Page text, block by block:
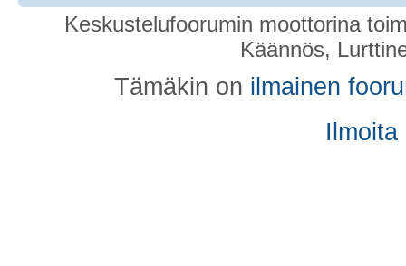
Keskustelufoorumin moottorina
Käännös,
Tämäkin on ilmainen